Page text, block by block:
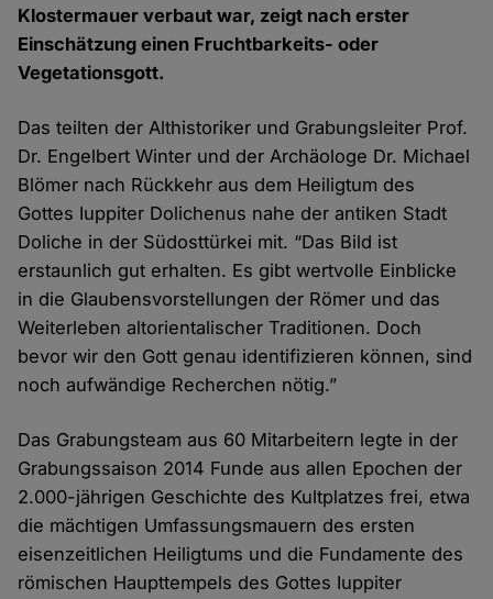
Klostermauer verbaut war, zeigt nach erster
Einschätzung einen Fruchtbarkeits- oder
Vegetationsgott.
Das teilten der Althistoriker und Grabungsleiter Prof.
Dr. Engelbert Winter und der Archäologe Dr. Michael
Blömer nach Rückkehr aus dem Heiligtum des
Gottes Iuppiter Dolichenus nahe der antiken Stadt
Doliche in der Südosttürkei mit. “Das Bild ist
erstaunlich gut erhalten. Es gibt wertvolle Einblicke
in die Glaubensvorstellungen der Römer und das
Weiterleben altorientalischer Traditionen. Doch
bevor wir den Gott genau identifizieren können, sind
noch aufwändige Recherchen nötig.”
Das Grabungsteam aus 60 Mitarbeitern legte in der
Grabungssaison 2014 Funde aus allen Epochen der
2.000-jährigen Geschichte des Kultplatzes frei, etwa
die mächtigen Umfassungsmauern des ersten
eisenzeitlichen Heiligtums und die Fundamente des
römischen Haupttempels des Gottes Iuppiter